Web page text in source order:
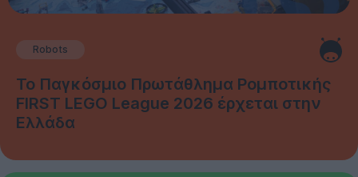
Robots
Το Παγκόσμιο Πρωτάθλημα Ρομποτικής
FIRST LEGO League 2026 έρχεται στην
Ελλάδα